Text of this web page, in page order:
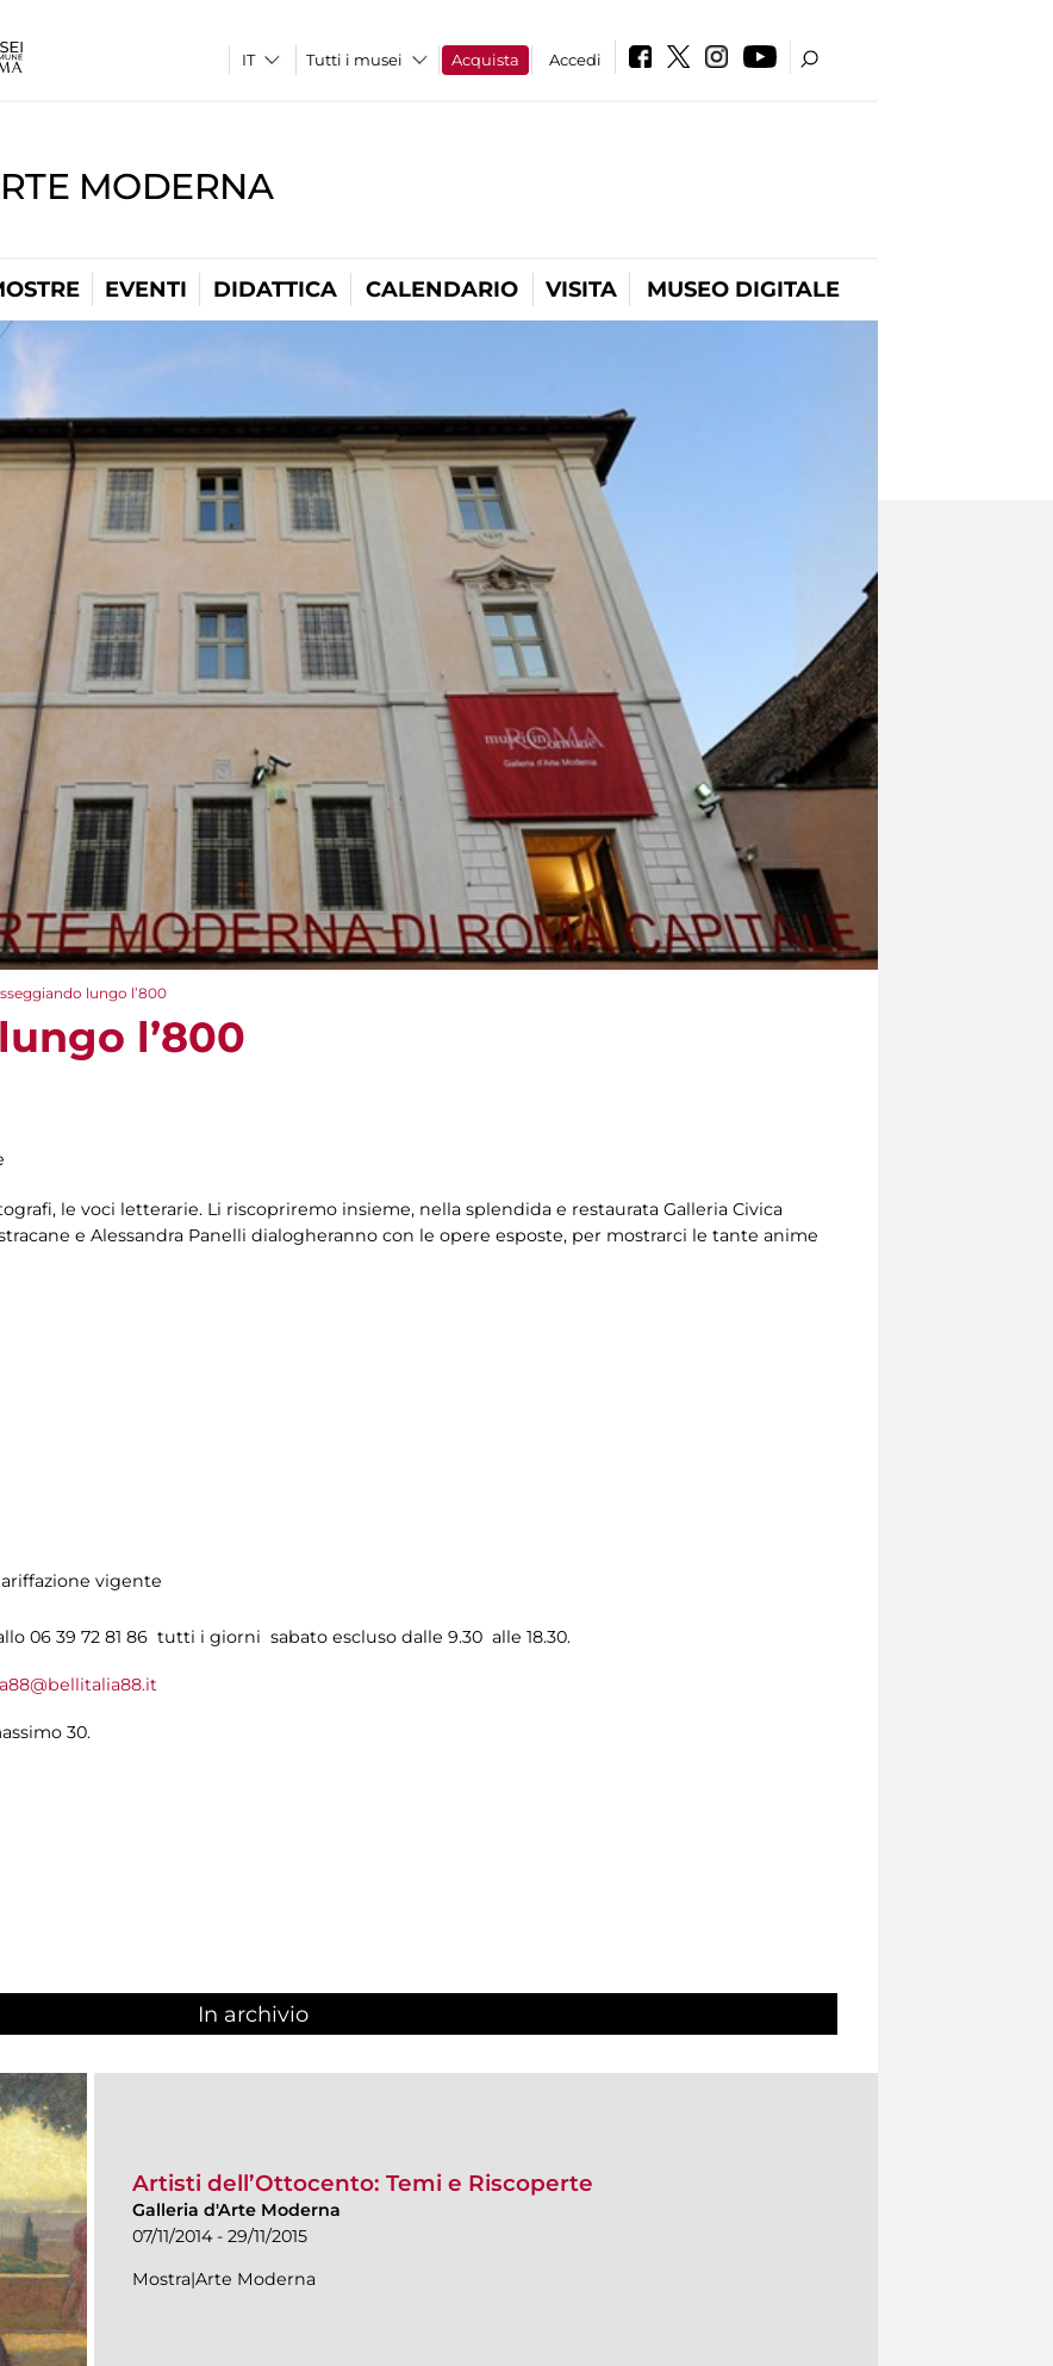
Tutti i musei Acquista Accedi
MODERNA
EVENTI DIDATTICA CALENDARIO VISITA MUSEO DIGITALE
lungo l’800
l’800
le voci letterarie. Li riscopriremo insieme, nella splendida e restaurata Galleria Civica
e Alessandra Panelli dialogheranno con le opere esposte, per mostrarci le tante anime
vigente
06 39 72 81 86 tutti i giorni sabato escluso dalle 9.30 alle 18.30.
30.
In archivio
Artisti dell’Ottocento: Temi e Riscoperte
Galleria d'Arte Moderna
07/11/2014 - 29/11/2015
Mostra|Arte Moderna